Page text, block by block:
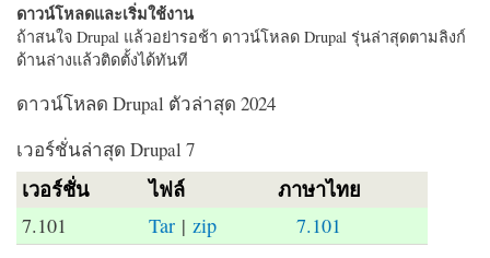
ดาวน์โหลดและเริ่มใช้งาน
ถ้าสนใจ Drupal แล้วอย่ารอช้า ดาวน์โหลด Drupal รุ่นล่าสุดตามลิงก์
ด้านล่างแล้วติดตั้งได้ทันที
ดาวน์โหลด Drupal ตัวล่าสุด 2024
เวอร์ชั่นล่าสุด Drupal 7
เวอร์ชั่น ไฟล์ ภาษาไทย
7.101 Tar |zip 7.101